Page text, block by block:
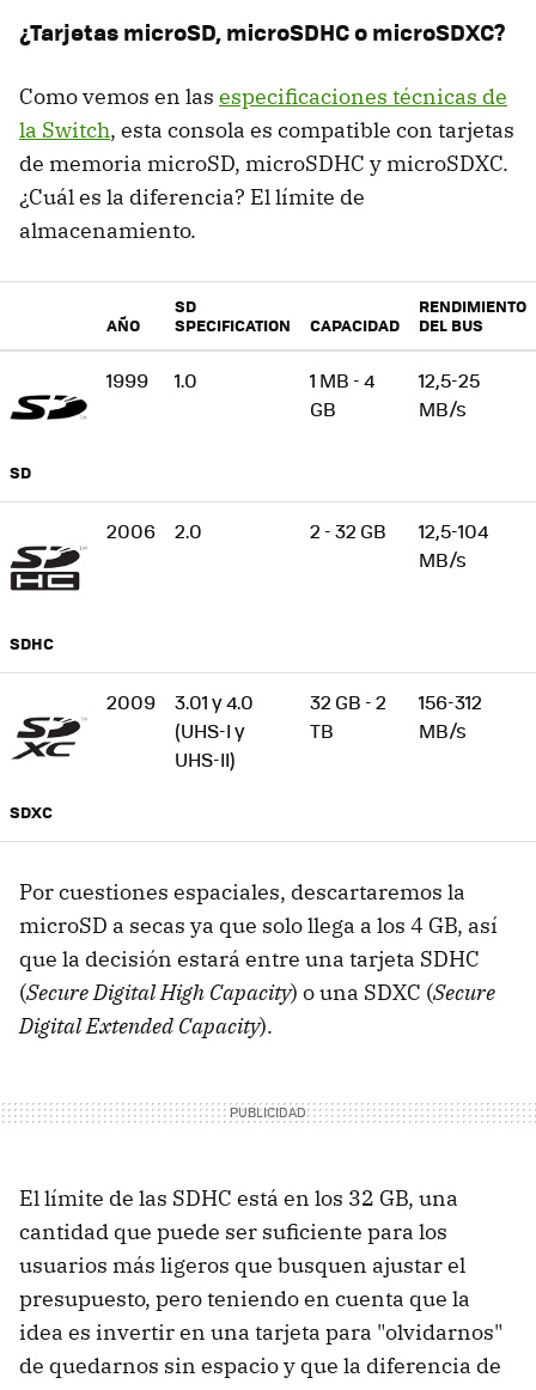
¿Tarjetas microSD, microSDHC o microSDXC?
Como vemos en las especificaciones técnicas de
la Switch, esta consola es compatible con tarjetas
de memoria microSD, microSDHC y microSDXC.
¿Cuál es la diferencia? El límite de
almacenamiento.
AÑO
SD
SPECIFICATION
CAPACIDAD
RENDIMIENTO
DEL BUS
SD
1999 1.0
1 MB - 4
GB
12,5-25
MB/s
SDHC
2006 2.0 2 - 32 GB
12,5-104
MB/s
SDXC
2009
3.01 y 4.0
(UHS-I y
UHS-II)
32 GB - 2
TB
156-312
MB/s
Por cuestiones espaciales, descartaremos la
microSD a secas ya que solo llega a los 4 GB, así
que la decisión estará entre una tarjeta SDHC
(Secure Digital High Capacity) o una SDXC (Secure
Digital Extended Capacity).
El límite de las SDHC está en los 32 GB, una
cantidad que puede ser suficiente para los
usuarios más ligeros que busquen ajustar el
presupuesto, pero teniendo en cuenta que la
idea es invertir en una tarjeta para "olvidarnos"
de quedarnos sin espacio y que la diferencia de